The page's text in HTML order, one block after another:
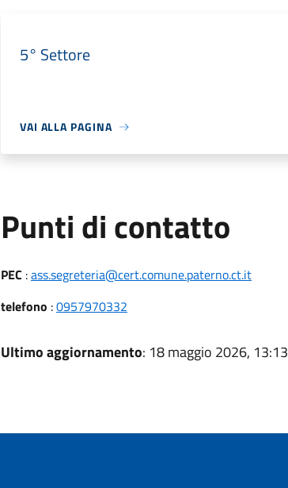
5° Settore
VAI ALLA PAGINA
Punti di contatto
PEC :ass.segreteria@cert.comune.paterno.ct.it
telefono :0957970332
Ultimo aggiornamento: 18 maggio 2026, 13:13